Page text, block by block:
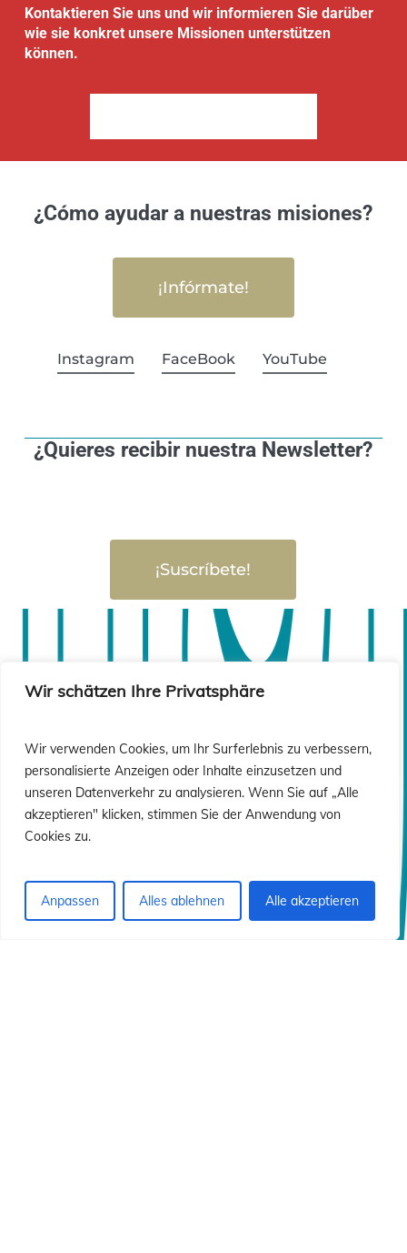
Wir schätzen Ihre Privatsphäre
Wir verwenden Cookies, um Ihr Surferlebnis zu verbessern,
personalisierte Anzeigen oder Inhalte einzusetzen und
unseren Datenverkehr zu analysieren. Wenn Sie auf „Alle
akzeptieren" klicken, stimmen Sie der Anwendung von
Cookies zu.
Anpassen Alles ablehnen Alle akzeptieren
Kontaktieren Sie uns und wir informieren Sie darüber
wie sie konkret unsere Missionen unterstützen
können.
¿Cómo ayudar a nuestras misiones?
¡Infórmate!
Instagram FaceBook YouTube
¿Quieres recibir nuestra Newsletter?
¡Suscríbete!